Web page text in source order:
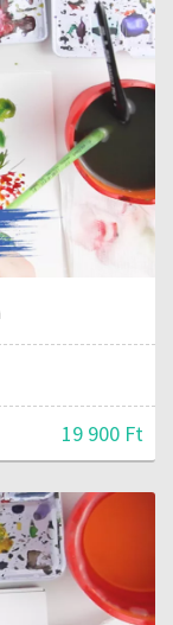
19 900 Ft